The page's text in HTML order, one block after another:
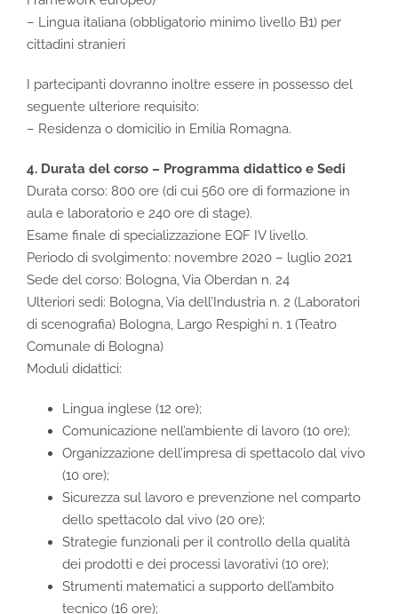
– Lingua italiana (obbligatorio minimo livello B1) per
cittadini stranieri
I partecipanti dovranno inoltre essere in possesso del
seguente ulteriore requisito:
– Residenza o domicilio in Emilia Romagna.
4. Durata del corso – Programma didattico e Sedi
Durata corso: 800 ore (di cui 560 ore di formazione in
aula e laboratorio e 240 ore di stage).
Esame finale di specializzazione EQF IV livello.
Periodo di svolgimento: novembre 2020 – luglio 2021
Sede del corso: Bologna, Via Oberdan n. 24
Ulteriori sedi: Bologna, Via dell’Industria n. 2 (Laboratori
di scenografia) Bologna, Largo Respighi n. 1 (Teatro
Comunale di Bologna)
Moduli didattici:
Lingua inglese (12 ore);
Comunicazione nell’ambiente di lavoro (10 ore);
Organizzazione dell’impresa di spettacolo dal vivo
(10 ore);
Sicurezza sul lavoro e prevenzione nel comparto
dello spettacolo dal vivo (20 ore);
Strategie funzionali per il controllo della qualità
dei prodotti e dei processi lavorativi (10 ore);
Strumenti matematici a supporto dell’ambito
tecnico (16 ore);